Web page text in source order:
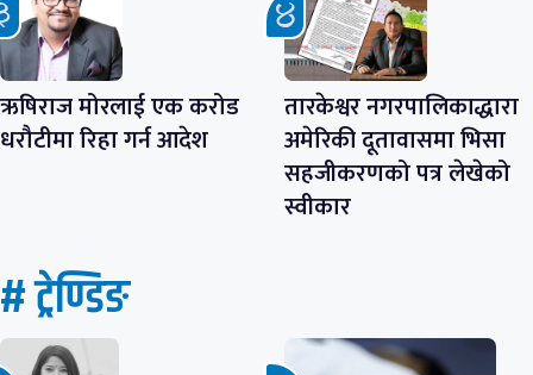
ऋषिराज मोरलाई एक करोड
धरौटीमा रिहा गर्न आदेश
तारकेश्वर नगरपालिकाद्धारा
अमेरिकी दूतावासमा भिसा
सहजीकरणको पत्र लेखेको
स्वीकार
# ट्रेण्डिङ